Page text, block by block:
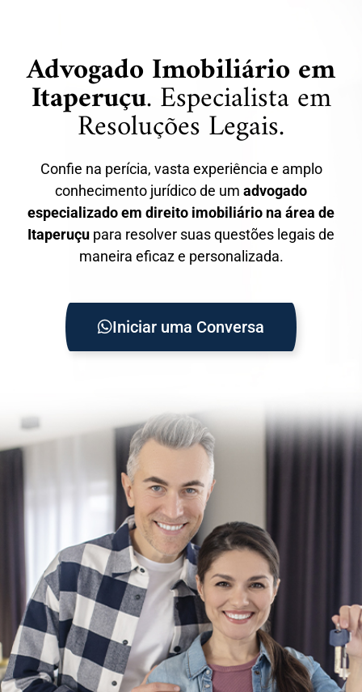
Advogado Imobiliário em
Itaperuçu. Especialista em
Resoluções Legais.
Confie na perícia, vasta experiência e amplo
conhecimento jurídico de um advogado
especializado em direito imobiliário na área de
Itaperuçu para resolver suas questões legais de
maneira eficaz e personalizada.
Iniciar uma Conversa